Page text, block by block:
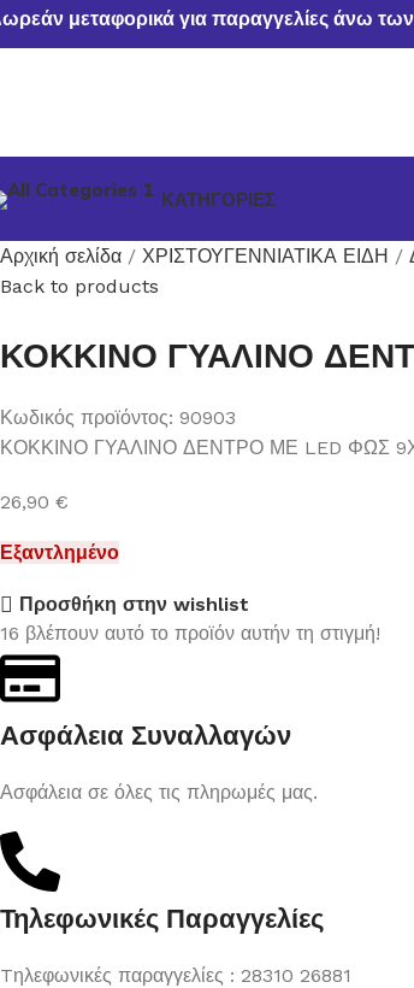
μεταφορικά για παραγγελίες άνω
ΚΑΤΗΓΟΡΙΕΣ
Αρχική σελίδα ΧΡΙΣΤΟΥΓΕΝΝΙΑΤΙΚΑ ΕΙΔΗ
Back to products
ΚΟΚΚΙΝΟ ΓΥΑΛΙΝΟ
Κωδικός προϊόντος: 90903
ΚΟΚΚΙΝΟ ΓΥΑΛΙΝΟ ΔΕΝΤΡΟ ΜΕ LED ΦΩΣ
26,90 €
Εξαντλημένο
Προσθήκη στην wishlist
16 βλέπουν αυτό το προϊόν αυτήν τη στιγμή!
Ασφάλεια Συναλλαγών
Ασφάλεια σε όλες τις πληρωμές μας.
Τηλεφωνικές Παραγγελίες
Tηλεφωνικές παραγγελίες : 28310 26881